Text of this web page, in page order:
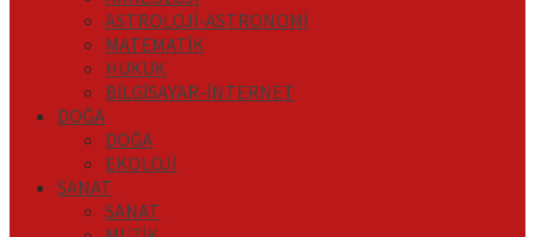
ASTROLOJİ-ASTRONOMİ
MATEMATİK
HUKUK
BİLGİSAYAR-İNTERNET
DOĞA
DOĞA
EKOLOJİ
SANAT
SANAT